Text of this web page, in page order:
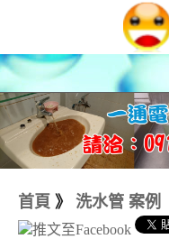
首頁 》 洗水管 案例